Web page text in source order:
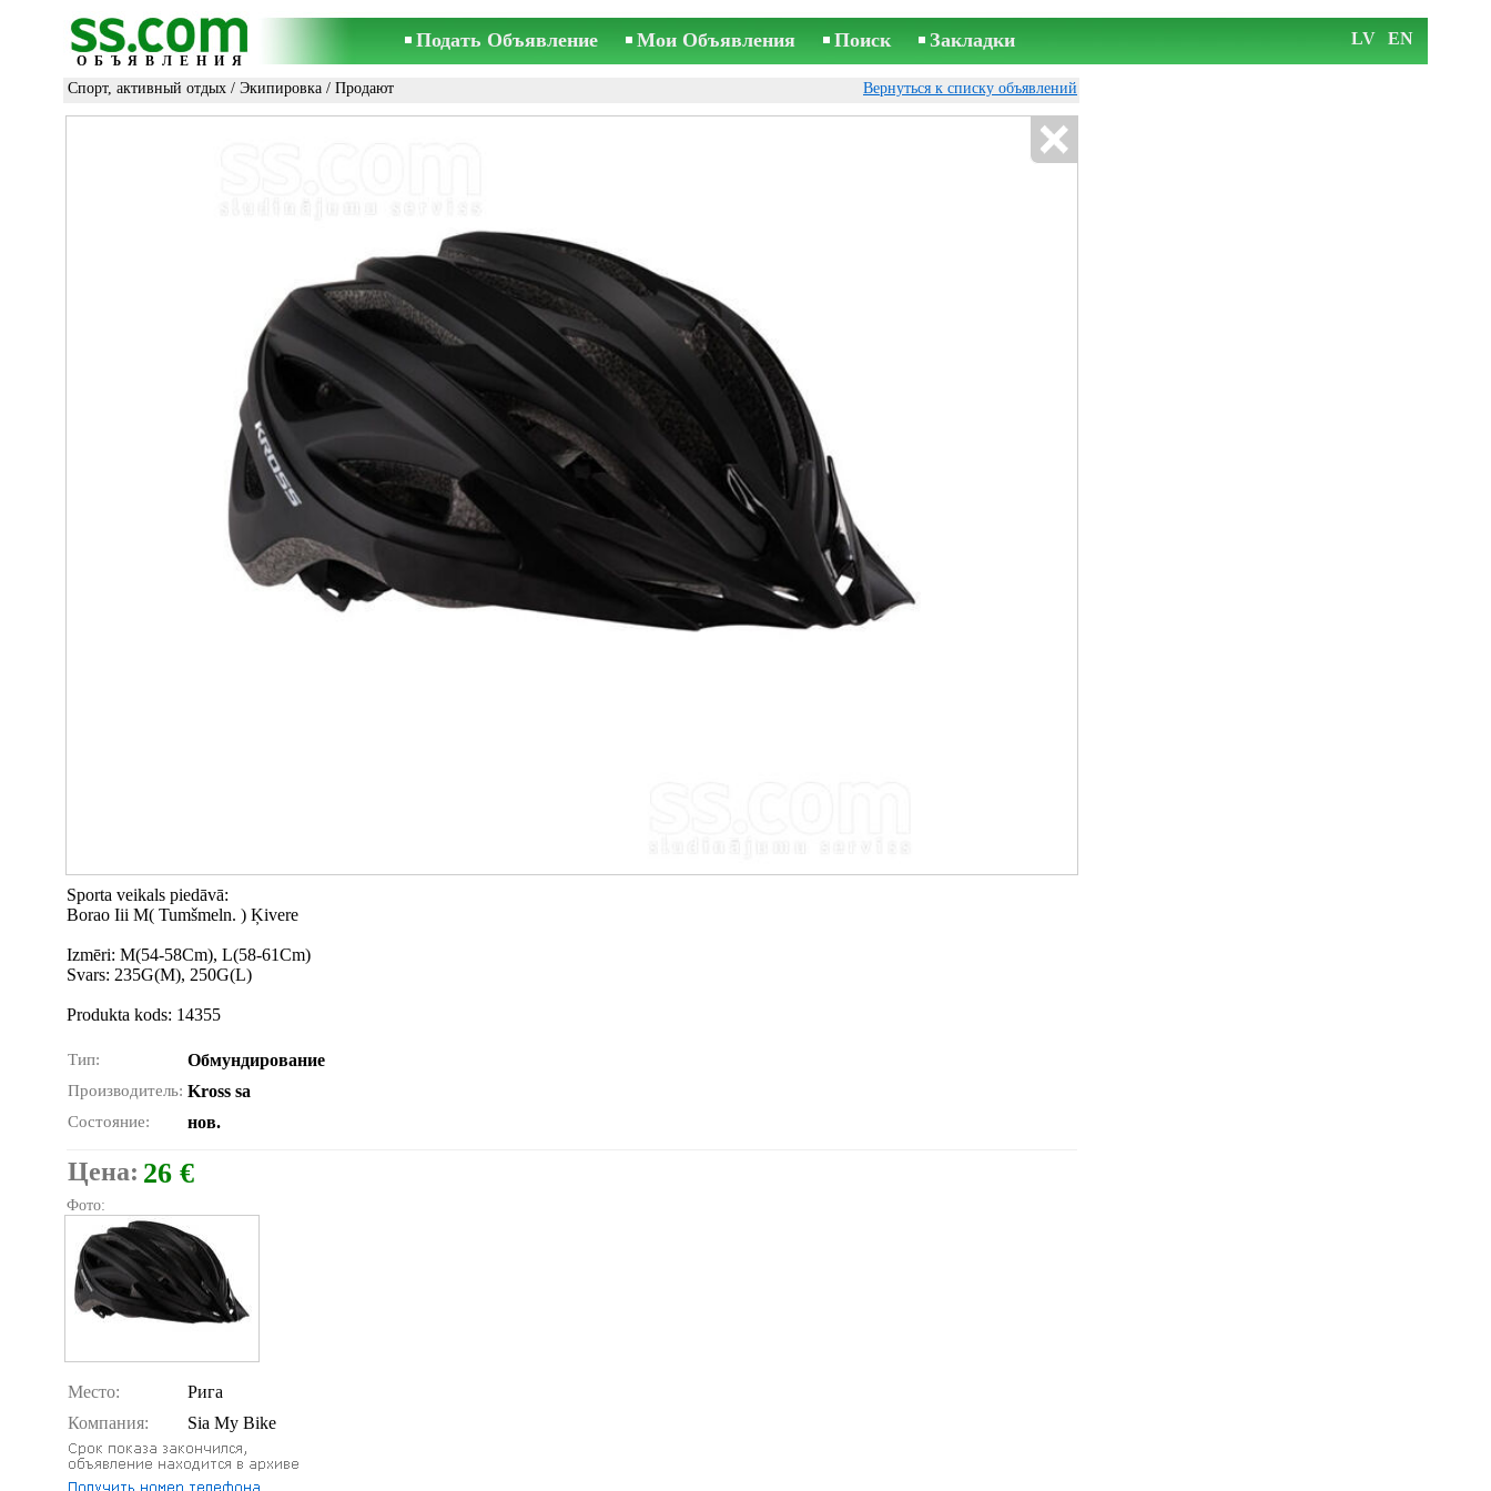
ОБЪЯВЛЕНИЯ
Подать Объявление Мои Объявления Поиск Закладки LV EN
Спорт, активный отдых / Экипировка / Продают Вернуться к списку объявлений
Sporta veikals piedāvā:
Borao Iii M( Tumšmeln. ) Ķivere
Izmēri: M(54-58Cm), L(58-61Cm)
Svars: 235G(M), 250G(L)
Produkta kods: 14355
Тип: Обмундирование
Производитель: Kross sa
Состояние: нов.
Цена: 26 €
Фото:
Место:
Рига
Компания:
Sia My Bike